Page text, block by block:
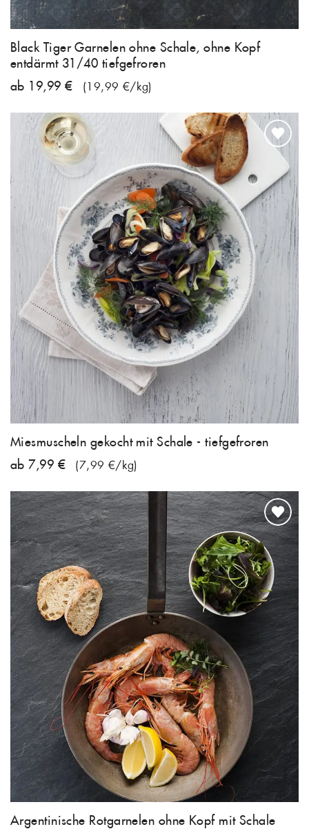
Black Tiger Garnelen ohne Schale, ohne Kopf
entdärmt 31/40 tiefgefroren
ab 19,99 €
(19,99 €/kg)
Miesmuscheln gekocht mit Schale - tiefgefroren
ab 7,99 €
(7,99 €/kg)
Argentinische Rotgarnelen ohne Kopf mit Schale